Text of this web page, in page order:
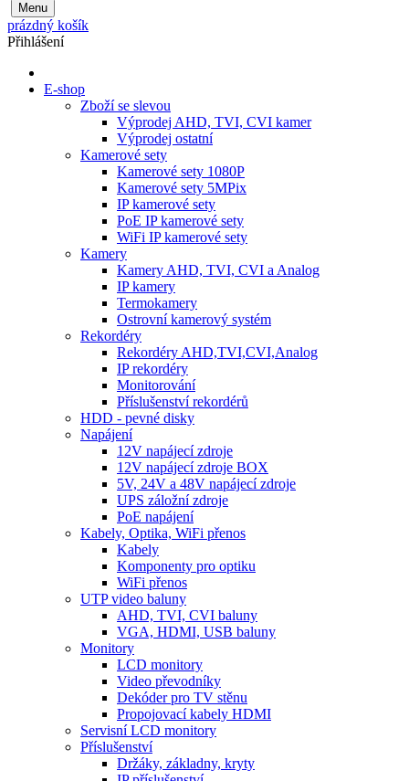
Menu
prázdný košík
Přihlášení
E-shop
Zboží se slevou
Výprodej AHD, TVI, CVI kamer
Výprodej ostatní
Kamerové sety
Kamerové sety 1080P
Kamerové sety 5MPix
IP kamerové sety
PoE IP kamerové sety
WiFi IP kamerové sety
Kamery
Kamery AHD, TVI, CVI a Analog
IP kamery
Termokamery
Ostrovní kamerový systém
Rekordéry
Rekordéry AHD,TVI,CVI,Analog
IP rekordéry
Monitorování
Příslušenství rekordérů
HDD - pevné disky
Napájení
12V napájecí zdroje
12V napájecí zdroje BOX
5V, 24V a 48V napájecí zdroje
UPS záložní zdroje
PoE napájení
Kabely, Optika, WiFi přenos
Kabely
Komponenty pro optiku
WiFi přenos
UTP video baluny
AHD, TVI, CVI baluny
VGA, HDMI, USB baluny
Monitory
LCD monitory
Video převodníky
Dekóder pro TV stěnu
Propojovací kabely HDMI
Servisní LCD monitory
Příslušenství
Držáky, základny, kryty